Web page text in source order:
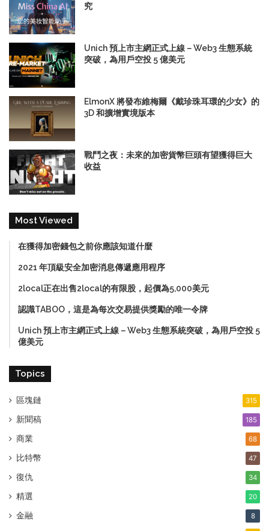
究
Unich 預上市主網正式上線－Web3 生態系統
突破，為用戶空投 5 億美元
ElmonX 將發布維梅爾《戴珍珠耳環的少女》的
3D 和擴增實境版本
戰鬥之夜：未來的加密貨幣巨頭有望獲得巨大
收益
Most Viewed
在獲得加密錢包之前你應該知道什麼
2021 年頂級安全加密消息傳遞應用程序
2local正在出售2local的有限股，起價為5,000美元
認識TABOO，這是為每次交易提供獎勵的唯一令牌
Unich 預上市主網正式上線－Web3 生態系統突破，為用戶空投 5
億美元
Topics
區塊鏈 315
新聞稿 185
商業 68
比特幣 47
復仇 34
精選 20
金融 8